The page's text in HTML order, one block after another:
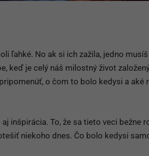
ľahké. No ak si ich zažila, jedno
keď je celý náš milostný život
o čom to bolo kedysi a aké
inšpirácia. To, že sa tieto veci bežne
niekoho dnes. Čo bolo kedysi